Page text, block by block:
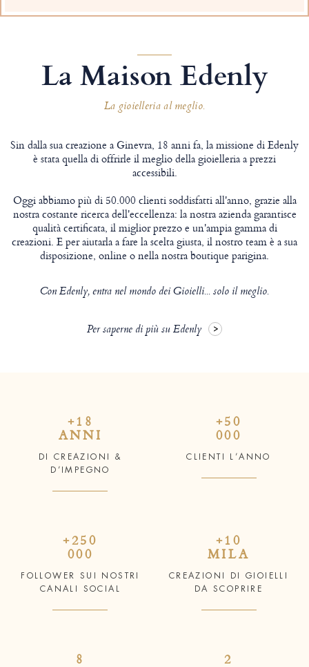
La Maison Edenly
La gioielleria al meglio.
Sin dalla sua creazione a Ginevra, 18 anni fa, la missione di Edenly
è stata quella di offrirle il meglio della gioielleria a prezzi
accessibili.
Oggi abbiamo più di 50.000 clienti soddisfatti all'anno, grazie alla
nostra costante ricerca dell'eccellenza: la nostra azienda garantisce
qualità certificata, il miglior prezzo e un'ampia gamma di
creazioni. E per aiutarla a fare la scelta giusta, il nostro team è a sua
disposizione, online o nella nostra boutique parigina.
Con Edenly, entra nel mondo dei Gioielli... solo il meglio.
Per saperne di più su Edenly
+18
ANNI
DI CREAZIONI &
D’IMPEGNO
+50
000
CLIENTI L’ANNO
+250
000
FOLLOWER SUI NOSTRI
CANALI SOCIAL
+10
MILA
CREAZIONI DI GIOIELLI
DA SCOPRIRE
8 2